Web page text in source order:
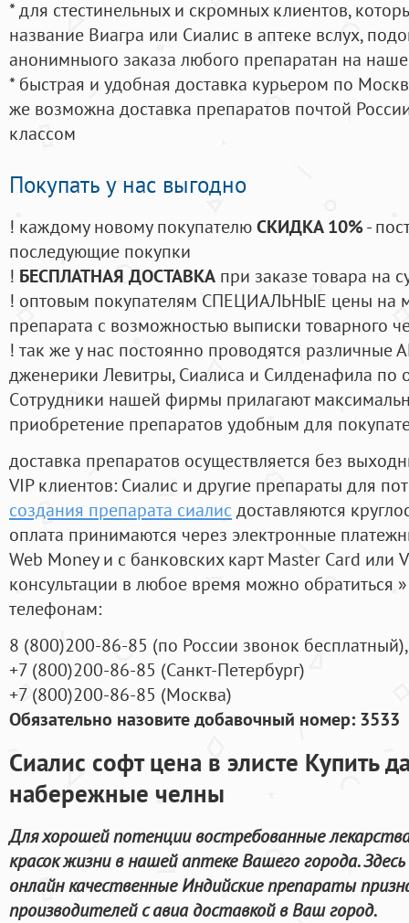
* для стестинельных и скромных клиентов,
название Виагра или Сиалис в аптеке вслух,
анонимныого заказа любого препаратан на
* быстрая и удобная доставка курьером по
же возможна доставка препаратов почтой
классом
Покупать у нас выгодно
! каждому новому покупателюСКИДКА 10%-
последующие покупки
! БЕСПЛАТНАЯ ДОСТАВКА при заказе товара на
! оптовым покупателям СПЕЦИАЛЬНЫЕ цены на
препарата с возможностью выписки товарного
! так же у нас постоянно проводятся
дженерики Левитры, Сиалиса и Силденафила по
Cотрудники нашей фирмы прилагают
приобретение препаратов удобным для
доставка препаратов осуществляется без
VIP клиентов: Сиалис и другие препараты для
создания препарата сиалис доставляются
оплата принимаются через электронные
Web Money и с банковских карт Master Card или
консультации в любое время можно обратиться
телефонам:
8 (800)200-86-85 (по России звонок бесплатный),
+7 (800)200-86-85 (Санкт-Петербург)
+7 (800)200-86-85 (Москва)
Обязательно назовите добавочный номер: 3533
Сиалис софт цена в элисте Купить
набережные челны
Для хорошей потенции востребованные
красок жизни в нашей аптеке Вашего города.
онлайн качественные Индийские препараты
производителей с авиа доставкой в Ваш город.